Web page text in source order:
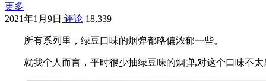
更多
2021年1月9日 评论 18,339
所有系列里，绿豆口味的烟弹都略偏浓郁一些。
就我个人而言，平时很少抽绿豆味的烟弹,对这个口味不太